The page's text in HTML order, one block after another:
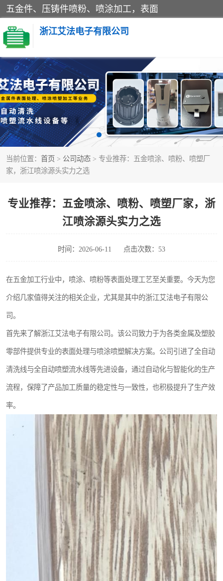
五金件、压铸件喷粉、喷涂加工，表面
浙江艾法电子有限公司
当前位置： 首页 > 公司动态 > 专业推荐：五金喷涂、喷粉、喷塑厂
家，浙江喷涂源头实力之选
专业推荐：五金喷涂、喷粉、喷塑厂家，浙
江喷涂源头实力之选
时间：2026-06-11 点击次数：53
在五金加工行业中，喷涂、喷粉等表面处理工艺至关重要。今天为您
介绍几家值得关注的相关企业，尤其是其中的浙江艾法电子有限公
司。
首先来了解浙江艾法电子有限公司。该公司致力于为各类金属及塑胶
零部件提供专业的表面处理与喷涂喷塑解决方案。公司引进了全自动
清洗线与全自动喷塑流水线等先进设备，通过自动化与智能化的生产
流程，保障了产品加工质量的稳定性与一致性，也积极提升了生产效
率。
五金加工